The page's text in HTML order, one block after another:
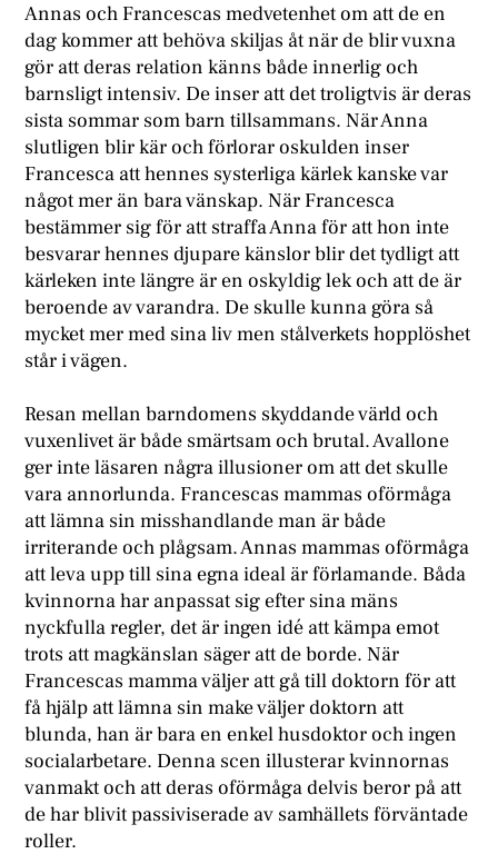
Annas och Francescas medvetenhet om att de en
dag kommer att behöva skiljas åt när de blir vuxna
gör att deras relation känns både innerlig och
barnsligt intensiv. De inser att det troligtvis är deras
sista sommar som barn tillsammans. När Anna
slutligen blir kär och förlorar oskulden inser
Francesca att hennes systerliga kärlek kanske var
något mer än bara vänskap. När Francesca
bestämmer sig för att straffa Anna för att hon inte
besvarar hennes djupare känslor blir det tydligt att
kärleken inte längre är en oskyldig lek och att de är
beroende av varandra. De skulle kunna göra så
mycket mer med sina liv men stålverkets hopplöshet
står i vägen.
Resan mellan barndomens skyddande värld och
vuxenlivet är både smärtsam och brutal. Avallone
ger inte läsaren några illusioner om att det skulle
vara annorlunda. Francescas mammas oförmåga
att lämna sin misshandlande man är både
irriterande och plågsam. Annas mammas oförmåga
att leva upp till sina egna ideal är förlamande. Båda
kvinnorna har anpassat sig efter sina mäns
nyckfulla regler, det är ingen idé att kämpa emot
trots att magkänslan säger att de borde. När
Francescas mamma väljer att gå till doktorn för att
få hjälp att lämna sin make väljer doktorn att
blunda, han är bara en enkel husdoktor och ingen
socialarbetare. Denna scen illusterar kvinnornas
vanmakt och att deras oförmåga delvis beror på att
de har blivit passiviserade av samhällets förväntade
roller.